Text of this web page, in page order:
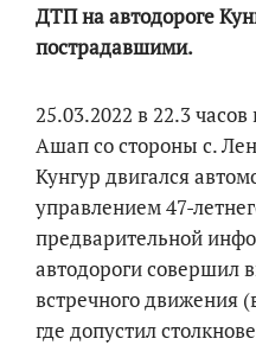
ДТП на автодороге
пострадавшими.
25.03.2022 в 22.3
Ашап со стороны с.
Кунгур двигался
управлением 47-
предварительной
автодороги совершил
встречного движения
где допустил